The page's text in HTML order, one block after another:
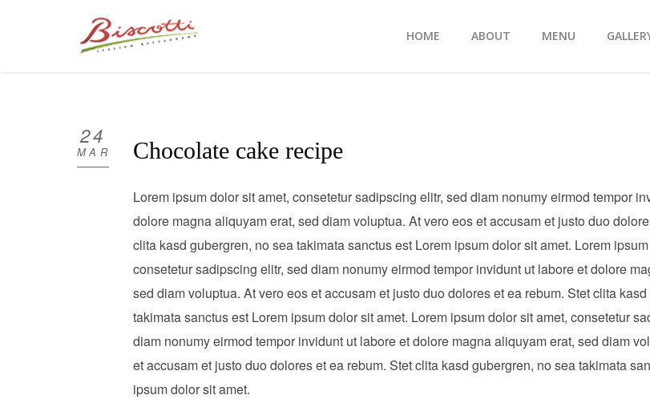
HOME ABOUT MENU
24
MAR Chocolate cake recipe
Lorem ipsum dolor sit amet, consetetur sadipscing elitr, sed diam nonumy eirmod tempor
dolore magna aliquyam erat, sed diam voluptua. At vero eos et accusam et justo duo
clita kasd gubergren, no sea takimata sanctus est Lorem ipsum dolor sit amet. Lorem
consetetur sadipscing elitr, sed diam nonumy eirmod tempor invidunt ut labore et dolore
sed diam voluptua. At vero eos et accusam et justo duo dolores et ea rebum. Stet clita
takimata sanctus est Lorem ipsum dolor sit amet. Lorem ipsum dolor sit amet, consetetur
diam nonumy eirmod tempor invidunt ut labore et dolore magna aliquyam erat, sed diam
et accusam et justo duo dolores et ea rebum. Stet clita kasd gubergren, no sea takimata
ipsum dolor sit amet.